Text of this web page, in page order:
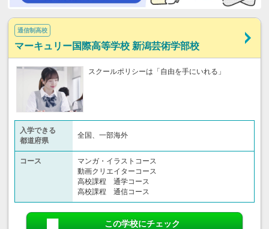
通信制高校
マーキュリー国際高等学校 新潟芸術学部校
スクールポリシーは「自由を手にいれる」
入学できる
都道府県
全国、一部海外
コース
マンガ・イラストコース
動画クリエイターコース
高校課程 通学コース
高校課程 通信コース
この学校にチェック